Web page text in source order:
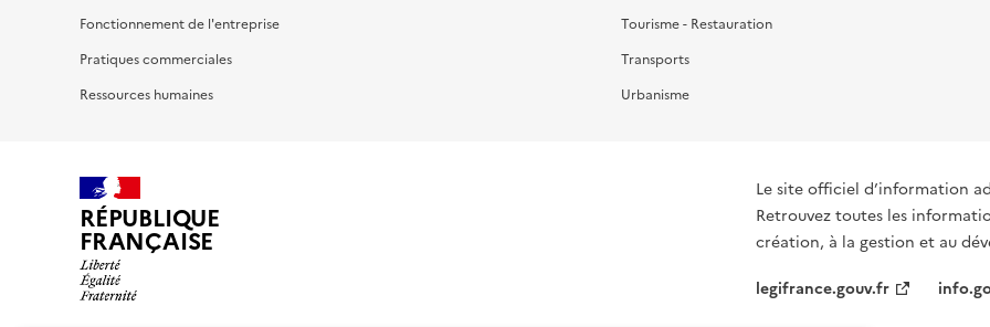
Fonctionnement de l'entreprise
Pratiques commerciales
Ressources humaines
Tourisme - Restauration
Transports
Urbanisme
RÉPUBLIQUE
FRANÇAISE
Le site officiel d’information
Retrouvez toutes les
création, à la gestion et au
legifrance.gouv.fr